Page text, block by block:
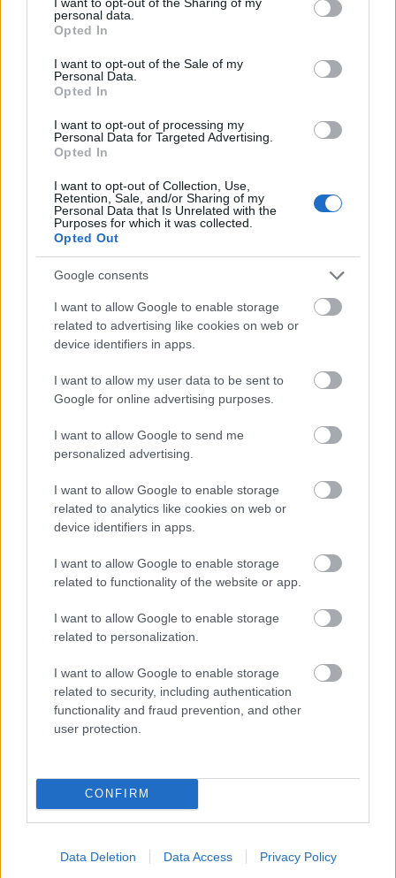
grant or deny consent to Google and its third-party tags to
use your data for below specified purposes in below Google
consent section.
personal data.
Opted In
I want to opt-out of the Sale of my
Personal Data.
Opted In
I want to opt-out of processing my
Personal Data for Targeted Advertising.
Opted In
I want to opt-out of Collection, Use,
Retention, Sale, and/or Sharing of my
Personal Data that Is Unrelated with the
Purposes for which it was collected.
Opted Out
Google consents
I want to allow Google to enable storage
related to advertising like cookies on web or
device identifiers in apps.
I want to allow my user data to be sent to
Google for online advertising purposes.
I want to allow Google to send me
personalized advertising.
I want to allow Google to enable storage
related to analytics like cookies on web or
device identifiers in apps.
I want to allow Google to enable storage
related to functionality of the website or app.
I want to allow Google to enable storage
related to personalization.
I want to allow Google to enable storage
related to security, including authentication
functionality and fraud prevention, and other
user protection.
CONFIRM
Data Deletion Data Access Privacy Policy
legalább 3 halott van
HÍREK 2 órája
Így áll most a Duna vízszintje:
Nagybajcsnál 46 centivel magasabb a folyó,
Paksnál még nincs változás
NÉPSZERŰ